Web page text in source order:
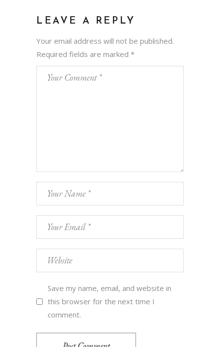
LEAVE A REPLY
Your email address will not be published.
Required fields are marked *
Save my name, email, and website in
this browser for the next time I
comment.